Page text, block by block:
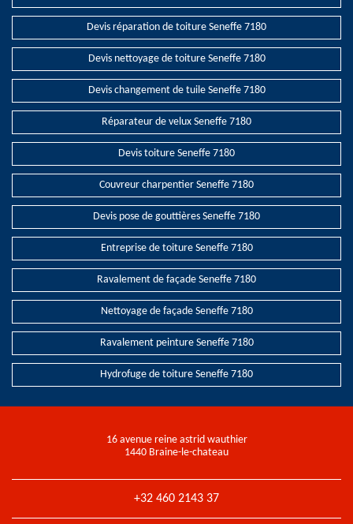
Devis réparation de toiture Seneffe 7180
Devis nettoyage de toiture Seneffe 7180
Devis changement de tuile Seneffe 7180
Réparateur de velux Seneffe 7180
Devis toiture Seneffe 7180
Couvreur charpentier Seneffe 7180
Devis pose de gouttières Seneffe 7180
Entreprise de toiture Seneffe 7180
Ravalement de façade Seneffe 7180
Nettoyage de façade Seneffe 7180
Ravalement peinture Seneffe 7180
Hydrofuge de toiture Seneffe 7180
16 avenue reine astrid wauthier
1440 Braine-le-chateau
+32 460 2143 37